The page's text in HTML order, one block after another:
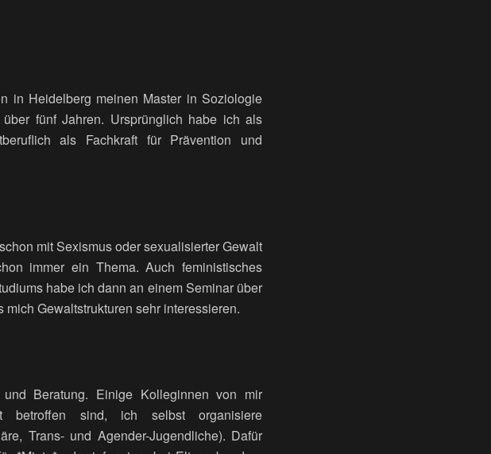
in Heidelberg meinen Master in Soziologie
fünf Jahren. Ursprünglich habe ich als
als Fachkraft für Prävention und
mit Sexismus oder sexualisierter Gewalt
immer ein Thema. Auch feministisches
habe ich dann an einem Seminar über
Gewaltstrukturen sehr interessieren.
Beratung. Einige Kolleginnen von mir
betroffen sind, ich selbst organisiere
Trans- und Agender-Jugendliche). Dafür